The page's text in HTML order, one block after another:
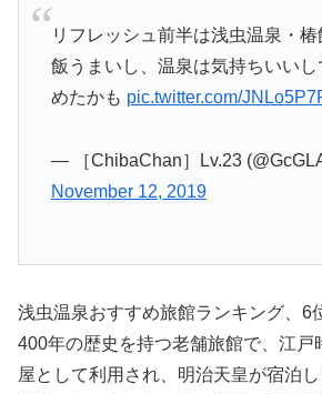
リフレッシュ前半は浅虫温泉・椿
飯うまいし、温泉は気持ちいい
めたかも pic.twitter.com/
— ［ChibaChan］Lv.23
November 12, 2019
浅虫温泉おすすめ旅館ランキング、6
400年の歴史を持つ老舗旅館で、江戸
屋として利用され、明治天皇が宿泊し